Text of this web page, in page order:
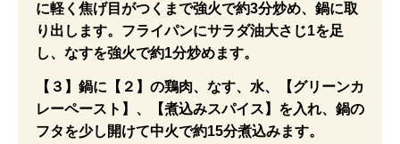
に軽く焦げ目がつくまで強火で約3分炒め、鍋に取
り出します。フライパンにサラダ油大さじ1を足
し、なすを強火で約1分炒めます。
【３】鍋に【２】の鶏肉、なす、水、【グリーンカ
レーペースト】、【煮込みスパイス】を入れ、鍋の
フタを少し開けて中火で約15分煮込みます。